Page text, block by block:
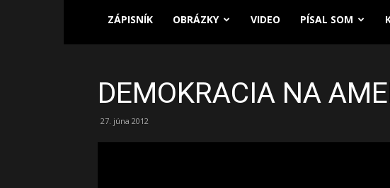
ZÁPISNÍK OBRÁZKY VIDEO PÍSAL SOM
DEMOKRACIA NA
27. júna 2012